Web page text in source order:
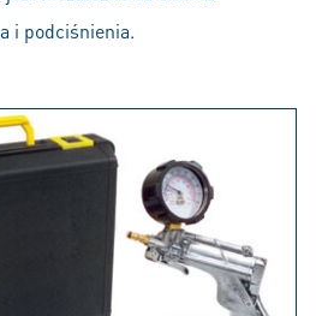
i podciśnienia.